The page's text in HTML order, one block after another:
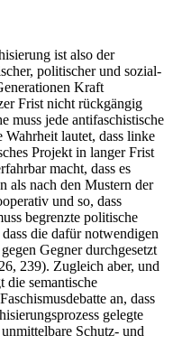
ist also der
politischer und sozial-
Kraft
Frist nicht rückgängig
muss jede antifaschistische
Wahrheit lautet, dass linke
Projekt in langer Frist
macht, dass es
als nach den Mustern der
und so, dass
begrenzte politische
die dafür notwendigen
Gegner durchgesetzt
239). Zugleich aber, und
die semantische
an, dass
gelegte
Schutz- und